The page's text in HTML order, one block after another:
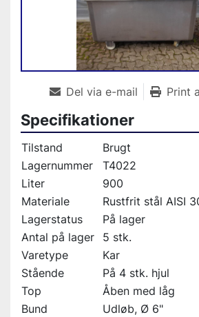
Del via e-mail Print
Specifikationer
Tilstand
Brugt
Lagernummer
T4022
Liter
900
Materiale
Rustfrit stål AISI
Lagerstatus
På lager
Antal på lager
5 stk.
Varetype
Kar
Stående
På 4 stk. hjul
Top
Åben med låg
Bund
Udløb, Ø 6"